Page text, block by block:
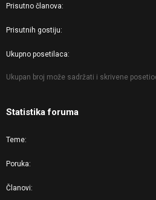
Prisutno članova
Prisutnih gostiju
Ukupno posetilaca
Ukupan broj može sadržati i skrivene
Statistika foruma
Teme
Poruka
Članovi